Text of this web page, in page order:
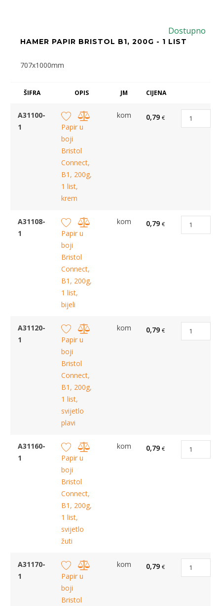
Dostupno
HAMER PAPIR BRISTOL B1, 200G - 1 LIST
707x1000mm
ŠIFRA OPIS JM CIJENA
A31100-
1
Papir u
boji
Bristol
Connect,
B1, 200g,
1 list,
krem
kom 0,79 €
A31108-
1
Papir u
boji
Bristol
Connect,
B1, 200g,
1 list,
bijeli
kom 0,79 €
A31120-
1
Papir u
boji
Bristol
Connect,
B1, 200g,
1 list,
svijetlo
plavi
kom 0,79 €
A31160-
1
Papir u
boji
Bristol
Connect,
B1, 200g,
1 list,
svijetlo
žuti
kom 0,79 €
A31170-
1
Papir u
boji
Bristol
kom 0,79 €